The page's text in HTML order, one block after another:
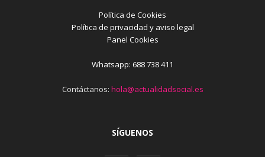
Política de Cookies
Política de privacidad y aviso legal
Panel Cookies
Whatsapp: 688 738 411
Contáctanos: hola@actualidadsocial.es
SÍGUENOS